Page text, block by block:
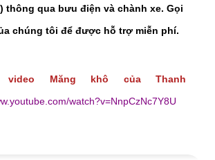
thông qua bưu điện và chành xe. Gọi
chúng tôi để được hỗ trợ miễn phí.
video Măng khô của Thanh
watch?v=NnpCzNc7Y8U